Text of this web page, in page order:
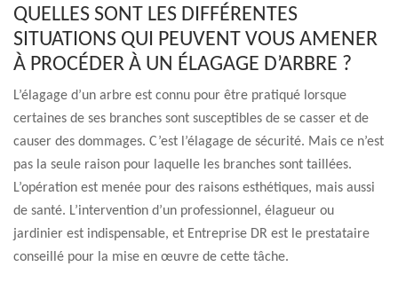
QUELLES SONT LES DIFFÉRENTES
SITUATIONS QUI PEUVENT VOUS AMENER
À PROCÉDER À UN ÉLAGAGE D’ARBRE ?
L’élagage d’un arbre est connu pour être pratiqué lorsque
certaines de ses branches sont susceptibles de se casser et de
causer des dommages. C’est l’élagage de sécurité. Mais ce n’est
pas la seule raison pour laquelle les branches sont taillées.
L’opération est menée pour des raisons esthétiques, mais aussi
de santé. L’intervention d’un professionnel, élagueur ou
jardinier est indispensable, et Entreprise DR est le prestataire
conseillé pour la mise en œuvre de cette tâche.